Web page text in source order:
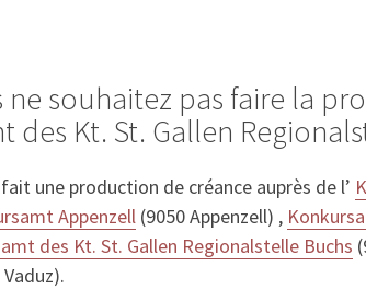
9015 St. Gallen
8496 Steg im Tösstal
8376 Au TG
ne souhaitez pas faire la
des Kt. St. Gallen
une production de créance auprès de l’
Appenzell (9050 Appenzell) ,
des Kt. St. Gallen Regionalstelle Buchs